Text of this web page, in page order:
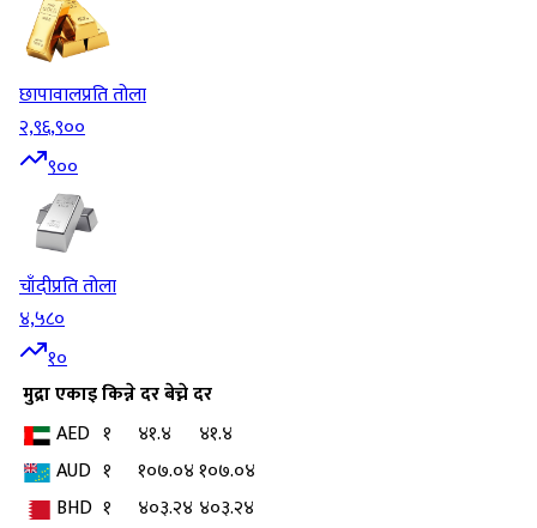
छापावालप्रति तोला
२,९६,९००
९००
चाँदीप्रति तोला
४,५८०
१०
मुद्राएकाइकिन्ने दरबेच्ने दर
AED १ ४१.४
४१.४
AUD १ १०७.०४१०७.०४
BHD १ ४०३.२४ ४०३.२४